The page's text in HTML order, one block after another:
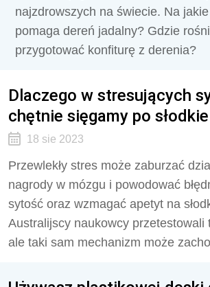
najzdrowszych na świecie. Na
pomaga dereń jadalny? Gdzie
przygotować konfiturę z derenia?
Dlaczego w stresujących
chętnie sięgamy po
18 sie 2023
Przewlekły stres może zaburzać
nagrody w mózgu i powodować
sytość oraz wzmagać apetyt na
Australijscy naukowcy przetestowali
ale taki sam mechanizm może